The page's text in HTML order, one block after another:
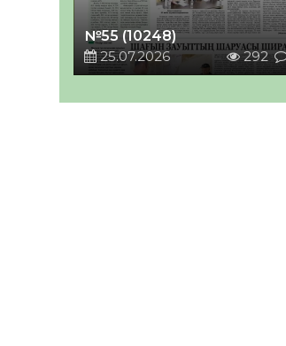
№55 (10248)
25.07.2026
292